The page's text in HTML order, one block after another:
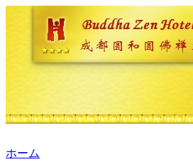
ホーム